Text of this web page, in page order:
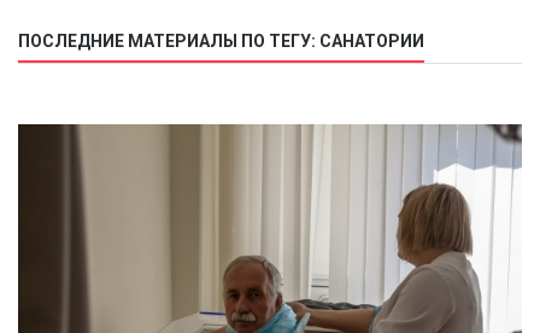
ПОСЛЕДНИЕ МАТЕРИАЛЫ ПО ТЕГУ: САНАТОРИИ